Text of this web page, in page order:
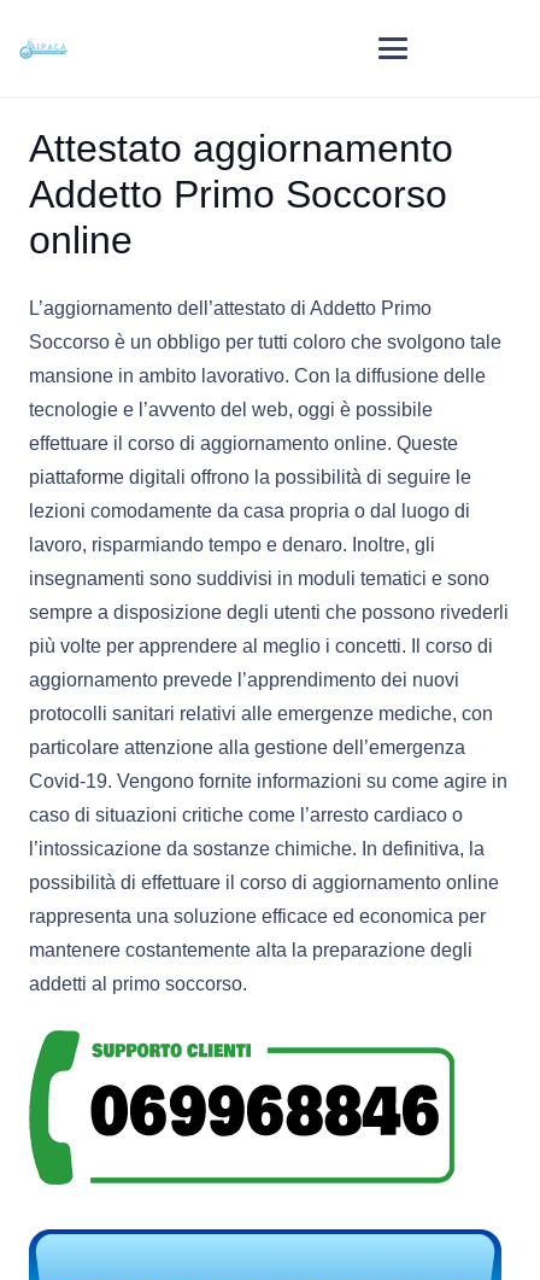
Attestato aggiornamento
Addetto Primo Soccorso
online
L’aggiornamento dell’attestato di Addetto Primo
Soccorso è un obbligo per tutti coloro che svolgono tale
mansione in ambito lavorativo. Con la diffusione delle
tecnologie e l’avvento del web, oggi è possibile
effettuare il corso di aggiornamento online. Queste
piattaforme digitali offrono la possibilità di seguire le
lezioni comodamente da casa propria o dal luogo di
lavoro, risparmiando tempo e denaro. Inoltre, gli
insegnamenti sono suddivisi in moduli tematici e sono
sempre a disposizione degli utenti che possono rivederli
più volte per apprendere al meglio i concetti. Il corso di
aggiornamento prevede l’apprendimento dei nuovi
protocolli sanitari relativi alle emergenze mediche, con
particolare attenzione alla gestione dell’emergenza
Covid-19. Vengono fornite informazioni su come agire in
caso di situazioni critiche come l’arresto cardiaco o
l’intossicazione da sostanze chimiche. In definitiva, la
possibilità di effettuare il corso di aggiornamento online
rappresenta una soluzione efficace ed economica per
mantenere costantemente alta la preparazione degli
addetti al primo soccorso.